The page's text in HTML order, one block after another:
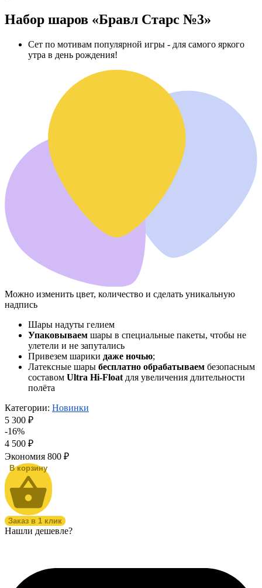
Набор шаров «Бравл Старс №3»
Сет по мотивам популярной игры - для самого яркого
утра в день рождения!
Можно изменить цвет, количество и сделать уникальную
надпись
Шары надуты гелием
Упаковываем шары в специальные пакеты, чтобы не
улетели и не запутались
Привезем шарики даже ночью;
Латексные шары бесплатно обрабатываем безопасным
составом Ultra Hi-Float для увеличения длительности
полёта
Категории: Новинки
5 300 ₽
-16%
4 500 ₽
Экономия 800 ₽
Заказ в 1 клик
Нашли дешевле?